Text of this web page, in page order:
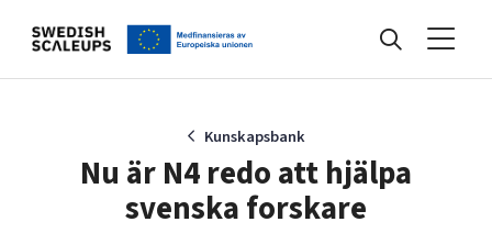
Kunskapsbank
Nu är N4 redo att hjälpa
svenska forskare